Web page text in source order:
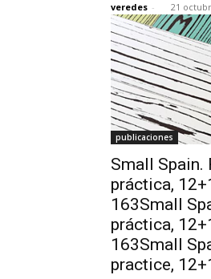
veredes - 21
publicaciones
Small Spain.
práctica,
163Small
práctica,
163Small
practice,